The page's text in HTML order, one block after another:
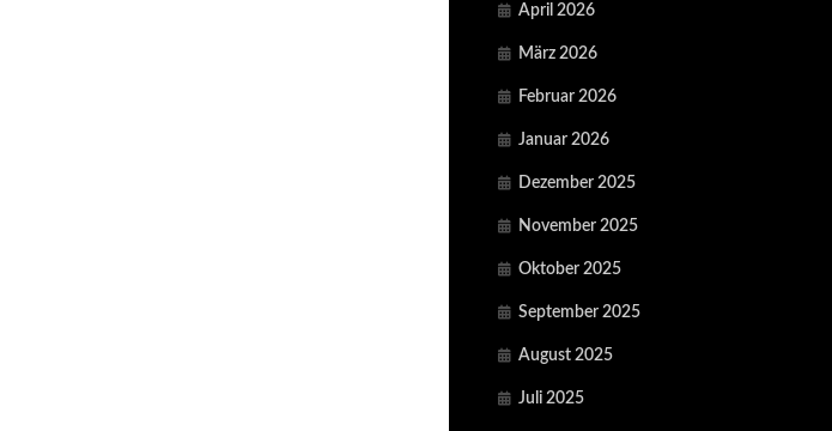
April 2026
März 2026
Februar 2026
Januar 2026
Dezember 2025
November 2025
Oktober 2025
September 2025
August 2025
Juli 2025